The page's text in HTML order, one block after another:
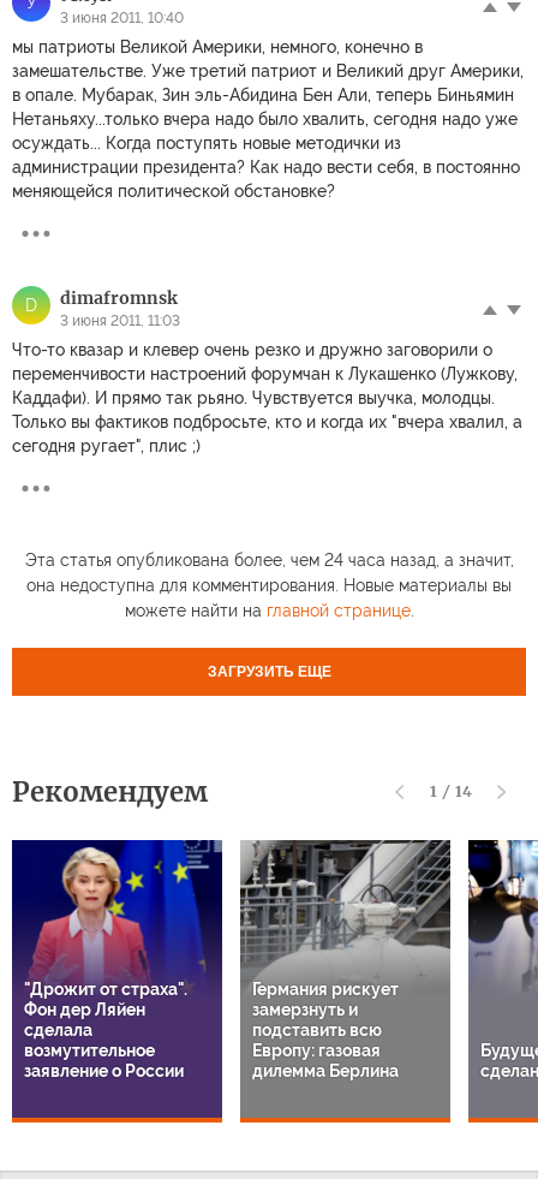
3 июня 2011, 10:40
мы патриоты Великой Америки, немного, конечно в
замешательстве. Уже третий патриот и Великий друг Америки,
в опале. Мубарак, Зин эль-Абидина Бен Али, теперь Биньямин
Нетаньяху...только вчера надо было хвалить, сегодня надо уже
осуждать... Когда поступять новые методички из
администрации президента? Как надо вести себя, в постоянно
меняющейся политической обстановке?
D dimafromnsk
3 июня 2011, 11:03
Что-то квазар и клевер очень резко и дружно заговорили о
переменчивости настроений форумчан к Лукашенко (Лужкову,
Каддафи). И прямо так рьяно. Чувствуется выучка, молодцы.
Только вы фактиков подбросьте, кто и когда их "вчера хвалил, а
сегодня ругает", плис ;)
Эта статья опубликована более, чем 24 часа назад, а значит,
она недоступна для комментирования. Новые материалы вы
можете найти на главной странице.
ЗАГРУЗИТЬ ЕЩЕ
Рекомендуем 1 / 14
"Дрожит от страха".
Фон дер Ляйен
сделала
возмутительное
заявление о России
Германия рискует
замерзнуть и
подставить всю
Европу: газовая
дилемма Берлина